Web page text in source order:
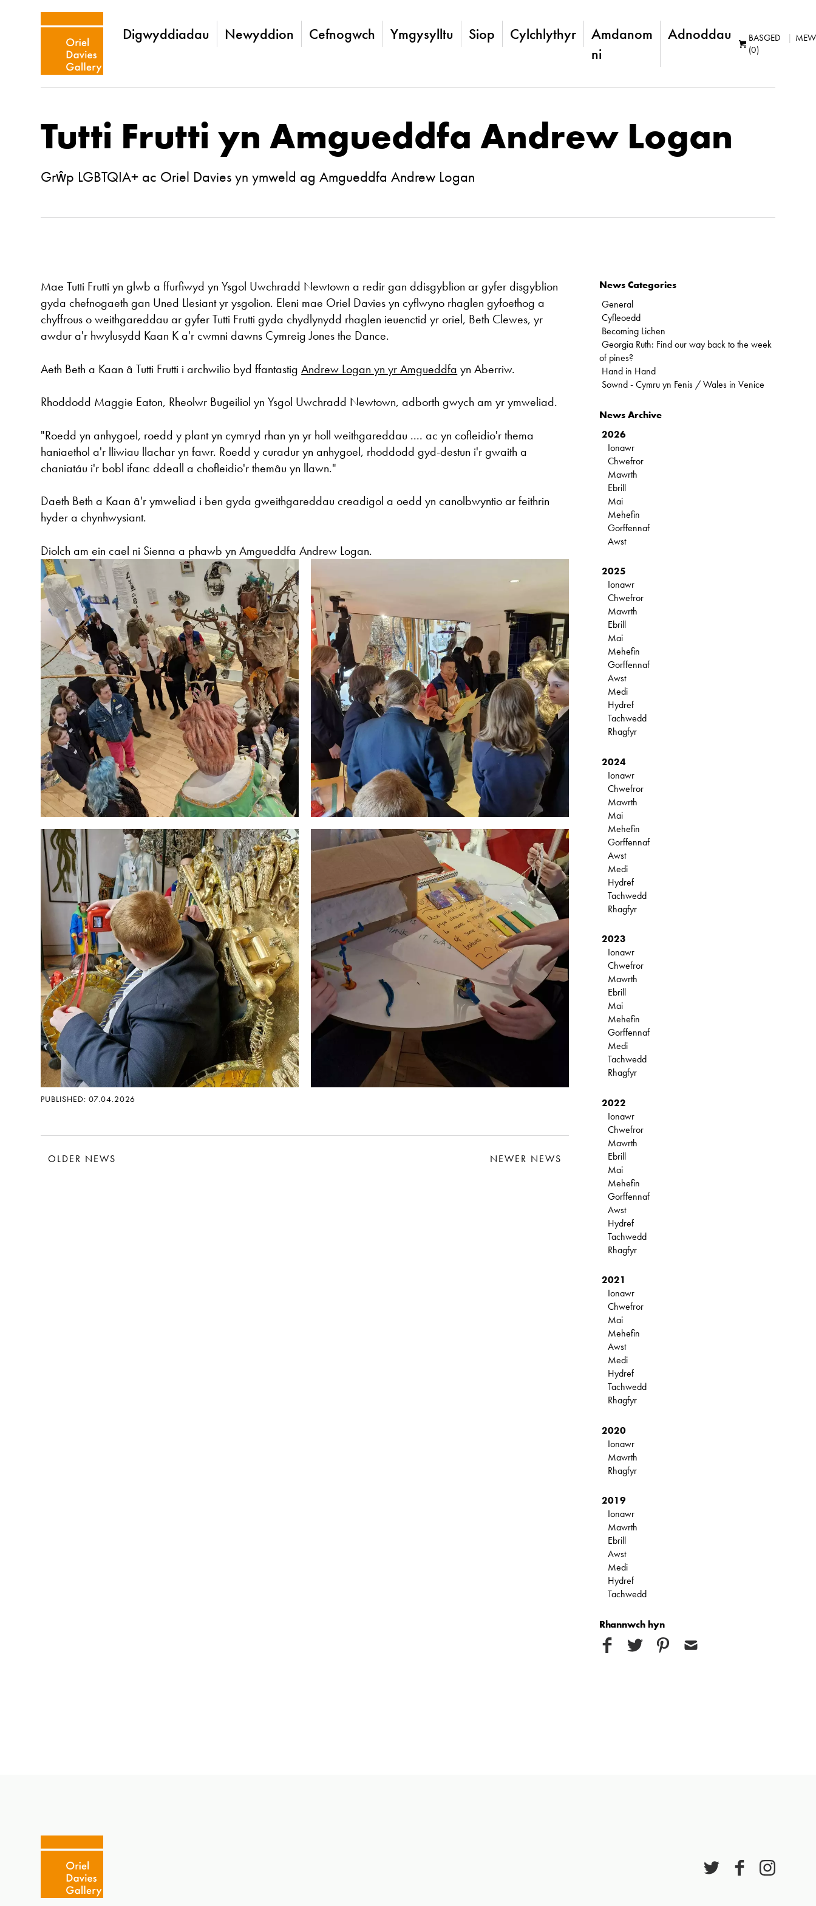
Digwyddiadau Newyddion Cefnogwch Ymgysylltu Siop Cylchlythyr
Amdanom
ni
Adnoddau
BASGED
(0)
Tutti Frutti yn Amgueddfa Andrew Logan
Grŵp LGBTQIA+ ac Oriel Davies yn ymweld ag Amgueddfa Andrew Logan
Mae Tutti Frutti yn glwb a ffurfiwyd yn Ysgol Uwchradd Newtown a redir gan ddisgyblion ar gyfer disgyblion
gyda chefnogaeth gan Uned Llesiant yr ysgolion. Eleni mae Oriel Davies yn cyflwyno rhaglen gyfoethog a
chyffrous o weithgareddau ar gyfer Tutti Frutti gyda chydlynydd rhaglen ieuenctid yr oriel, Beth Clewes, yr
awdur a'r hwylusydd Kaan K a'r cwmni dawns Cymreig Jones the Dance.
Aeth Beth a Kaan â Tutti Frutti i archwilio byd ffantastigAndrew Logan yn yr Amgueddfa yn Aberriw.
Rhoddodd Maggie Eaton, Rheolwr Bugeiliol yn Ysgol Uwchradd Newtown, adborth gwych am yr ymweliad.
"Roedd yn anhygoel, roedd y plant yn cymryd rhan yn yr holl weithgareddau .... ac yn cofleidio'r thema
haniaethol a'r lliwiau llachar yn fawr. Roedd y curadur yn anhygoel, rhoddodd gyd-destun i'r gwaith a
chaniatáu i'r bobl ifanc ddeall a chofleidio'r themâu yn llawn."
Daeth Beth a Kaan â'r ymweliad i ben gyda gweithgareddau creadigol a oedd yn canolbwyntio ar feithrin
hyder a chynhwysiant.
Diolch am ein cael ni Sienna a phawb yn Amgueddfa Andrew Logan.
PUBLISHED: 07.04.2026
OLDER NEWS NEWER NEWS
News Categories
General
Cyfleoedd
Becoming Lichen
Georgia Ruth: Find our way back to the week
of pines?
Hand in Hand
Sownd - Cymru yn Fenis / Wales in Venice
News Archive
2026
Ionawr
Chwefror
Mawrth
Ebrill
Mai
Mehefin
Gorffennaf
Awst
2025
Ionawr
Chwefror
Mawrth
Ebrill
Mai
Mehefin
Gorffennaf
Awst
Medi
Hydref
Tachwedd
Rhagfyr
2024
Ionawr
Chwefror
Mawrth
Mai
Mehefin
Gorffennaf
Awst
Medi
Hydref
Tachwedd
Rhagfyr
2023
Ionawr
Chwefror
Mawrth
Ebrill
Mai
Mehefin
Gorffennaf
Medi
Tachwedd
Rhagfyr
2022
Ionawr
Chwefror
Mawrth
Ebrill
Mai
Mehefin
Gorffennaf
Awst
Hydref
Tachwedd
Rhagfyr
2021
Ionawr
Chwefror
Mai
Mehefin
Awst
Medi
Hydref
Tachwedd
Rhagfyr
2020
Ionawr
Mawrth
Rhagfyr
2019
Ionawr
Mawrth
Ebrill
Awst
Medi
Hydref
Tachwedd
Rhannwch hyn